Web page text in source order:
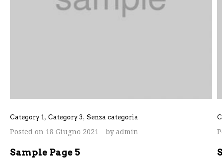
Category 1, Category 3, Senza categoria
Posted on 18 Giugno 2021 by admin
Sample Page 5